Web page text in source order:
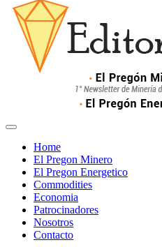
Home
El Pregon Minero
El Pregon Energetico
Commodities
Economia
Patrocinadores
Nosotros
Contacto